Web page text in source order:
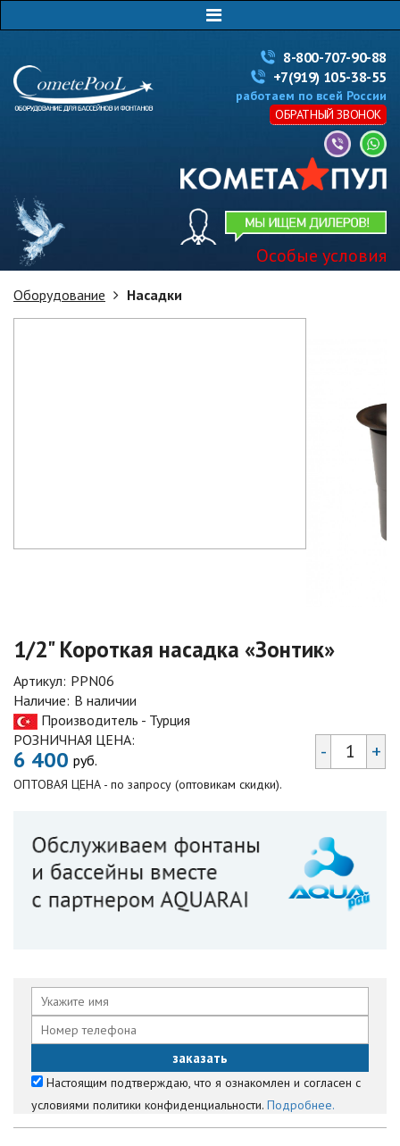
8-800-707-90-88
+7(919) 105-38-55
работаем по всей России
ОБРАТНЫЙ ЗВОНОК
Особые условия
Оборудование Насадки
1/2" Короткая насадка «Зонтик»
Артикул: PPN06
Наличие: В наличии
Производитель - Турция
РОЗНИЧНАЯ ЦЕНА:
6 400 руб.
ОПТОВАЯ ЦЕНА - по запросу (оптовикам скидки).
- +
Настоящим подтверждаю, что я ознакомлен и согласен с
условиями политики конфиденциальности. Подробнее.